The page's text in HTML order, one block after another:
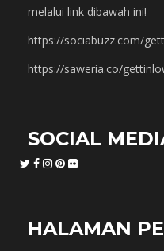
melalui link dibawah ini!
https://sociabuzz.com/
https://saweria.co/
SOCIAL
HALAMAN